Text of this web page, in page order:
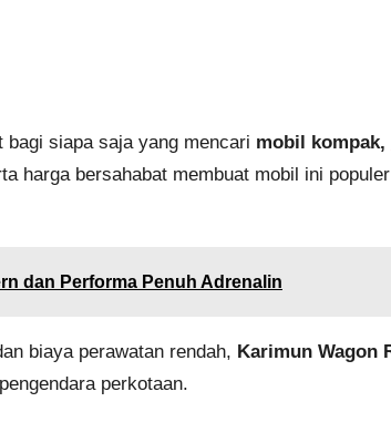
bagi siapa saja yang mencari mobil kompak,
harga bersahabat membuat mobil ini
dan Performa Penuh Adrenalin
biaya perawatan rendah, Karimun Wagon
perkotaan.